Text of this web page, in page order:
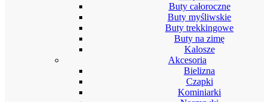
Buty całoroczne
Buty myśliwskie
Buty trekkingowe
Buty na zimę
Kalosze
Akcesoria
Bielizna
Czapki
Kominiarki